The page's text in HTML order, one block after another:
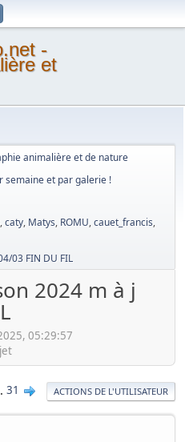
-
et
animalière et de nature
semaine et par galerie !
,caty, Matys, ROMU,cauet_francis,
03 FIN DU FIL
2024 m à j
05:29:57
31 ACTIONS DE L'UTILISATEUR